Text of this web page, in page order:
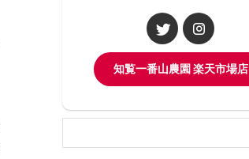
知覧一番山農園 楽天市場店